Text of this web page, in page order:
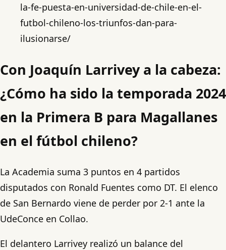
la-fe-puesta-en-universidad-de-chile-en-el-
futbol-chileno-los-triunfos-dan-para-
ilusionarse/
Con Joaquín Larrivey a la cabeza:
¿Cómo ha sido la temporada 2024
en la Primera B para Magallanes
en el fútbol chileno?
La Academia suma 3 puntos en 4 partidos
disputados con Ronald Fuentes como DT. El elenco
de San Bernardo viene de perder por 2-1 ante la
UdeConce en Collao.
El delantero Larrivey realizó un balance del